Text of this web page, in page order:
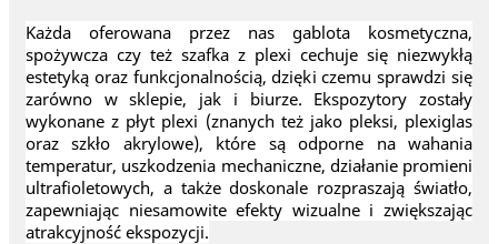
Każda oferowana przez nas gablota kosmetyczna,
spożywcza czy też szafka z plexi cechuje się niezwykłą
estetyką oraz funkcjonalnością, dzięki czemu sprawdzi się
zarówno w sklepie, jak i biurze. Ekspozytory zostały
wykonane z płyt plexi (znanych też jako pleksi, plexiglas
oraz szkło akrylowe), które są odporne na wahania
temperatur, uszkodzenia mechaniczne, działanie promieni
ultrafioletowych, a także doskonale rozpraszają światło,
zapewniając niesamowite efekty wizualne i zwiększając
atrakcyjność ekspozycji.